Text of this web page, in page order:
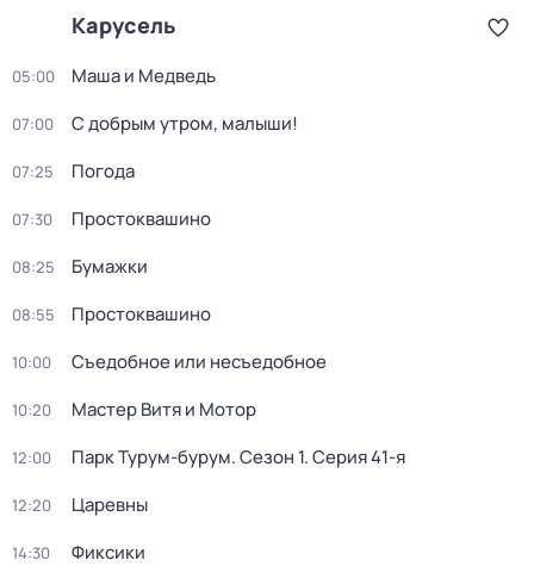
Карусель
05:00 Маша и Медведь
07:00 С добрым утром, малыши!
07:25 Погода
07:30 Простоквашино
08:25 Бумажки
08:55 Простоквашино
10:00 Съедобное или несъедобное
10:20 Мастер Витя и Мотор
12:00 Парк Турум-бурум. Сезон 1. Серия 41-я
12:20 Царевны
14:30 Фиксики